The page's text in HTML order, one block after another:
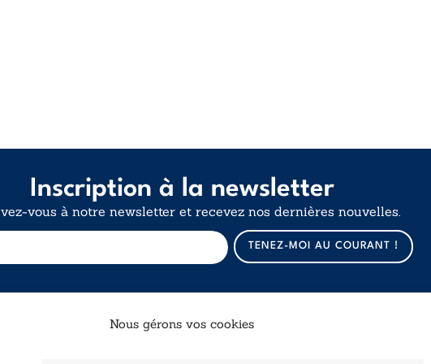
Nous gérons vos cookies
Inscription à la newsletter
vous à notre newsletter et recevez nos dernières nouvelles.
m
TENEZ-MOI AU COURANT !